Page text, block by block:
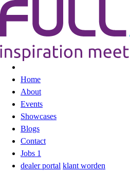
Home
About
Events
Showcases
Blogs
Contact
Jobs 1
dealer portal klant worden